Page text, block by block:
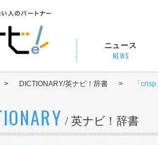
ニュース
NEWS
> DICTIONARY/英ナビ！辞書 > 「
/ 英ナビ！辞書